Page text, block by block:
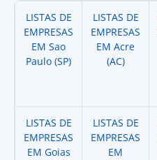
LISTAS DE
EMPRESAS
EM Sao
Paulo (SP)
LISTAS DE
EMPRESAS
EM Acre
(AC)
LISTAS DE
EMPRESAS
EM Goias
LISTAS DE
EMPRESAS
EM